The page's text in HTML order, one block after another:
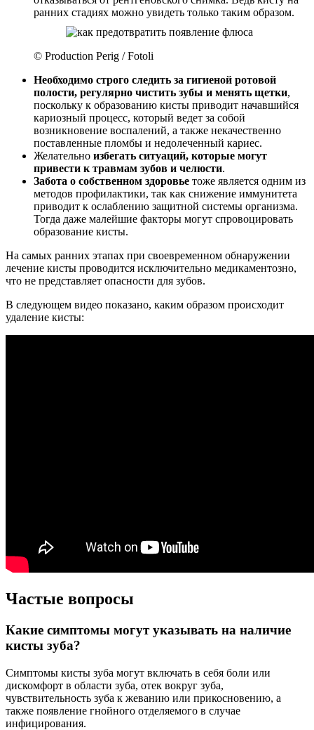
ранних стадиях можно увидеть только таким образом.
© Production Perig / Fotoli
Необходимо строго следить за гигиеной ротовой
полости, регулярно чистить зубы и менять щетки,
поскольку к образованию кисты приводит начавшийся
кариозный процесс, который ведет за собой
возникновение воспалений, а также некачественно
поставленные пломбы и недолеченный кариес.
Желательно избегать ситуаций, которые могут
привести к травмам зубов и челюсти.
Забота о собственном здоровье тоже является одним из
методов профилактики, так как снижение иммунитета
приводит к ослаблению защитной системы организма.
Тогда даже малейшие факторы могут спровоцировать
образование кисты.
На самых ранних этапах при своевременном обнаружении
лечение кисты проводится исключительно медикаментозно,
что не представляет опасности для зубов.
В следующем видео показано, каким образом происходит
удаление кисты:
Частые вопросы
Какие симптомы могут указывать на наличие
кисты зуба?
Симптомы кисты зуба могут включать в себя боли или
дискомфорт в области зуба, отек вокруг зуба,
чувствительность зуба к жеванию или прикосновению, а
также появление гнойного отделяемого в случае
инфицирования.